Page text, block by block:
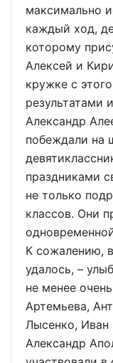
максимально
каждый ход,
которому
Алексей и
кружке с
результатами
Александр
побеждали на
праздниками
не только
классов. Они
К сожалению,
удалось, –
не менее
Артемьева,
Лысенко,
Александр